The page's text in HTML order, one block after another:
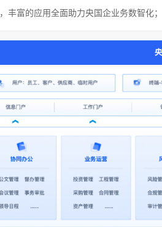
，丰富的应用全面助力央国企业务数智化